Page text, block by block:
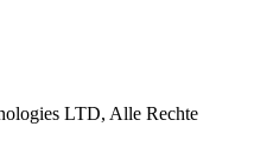
LTD, Alle Rechte